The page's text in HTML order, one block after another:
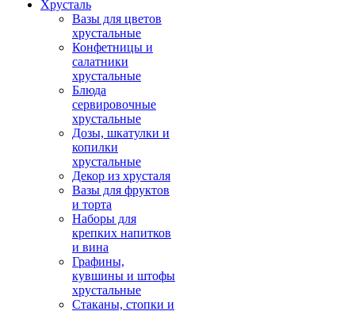
Хрусталь
Вазы для цветов
хрустальные
Конфетницы и
салатники
хрустальные
Блюда
сервировочные
хрустальные
Дозы, шкатулки и
копилки
хрустальные
Декор из хрусталя
Вазы для фруктов
и торта
Наборы для
крепких напитков
и вина
Графины,
кувшины и штофы
хрустальные
Стаканы, стопки и